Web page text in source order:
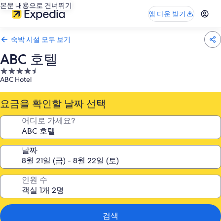
본문 내용으로 건너뛰기
앱 다운 받기
숙박 시설 모두 보기
ABC 호텔
4.5
성
급
숙
박
설
ABC Hotel
요금을 확인할 날짜 선택
어디로 가세요?
날짜
인원 수
검색